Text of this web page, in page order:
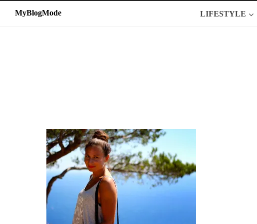
LIFESTYLE
MyBlogMode
MyBlogMode